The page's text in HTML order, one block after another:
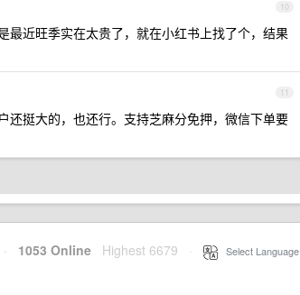
10
最近旺季实在太贵了，就在小红书上找了个，结果
11
还挺大的，也还行。支持芝麻分免押，微信下单要
· 1053 Online Highest 6679 Select Language